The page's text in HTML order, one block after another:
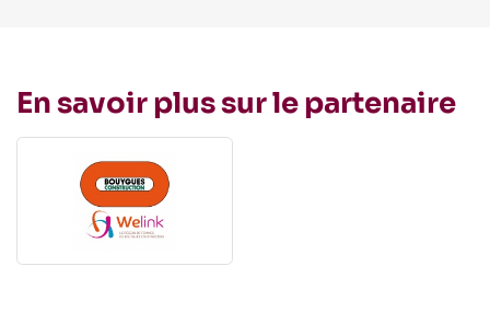
En savoir plus sur le partenaire